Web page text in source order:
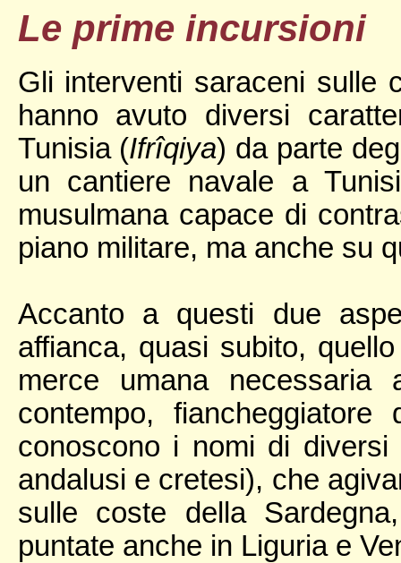
Le prime incursioni
Gli interventi saraceni sulle
hanno avuto diversi
Tunisia (Ifrîqiya) da parte
un cantiere navale a
musulmana capace di
piano militare, ma anche su
Accanto a questi due
affianca, quasi subito,
merce umana
contempo,
conoscono i nomi di diversi
andalusi e cretesi), che
sulle coste della
puntate anche in Liguria e